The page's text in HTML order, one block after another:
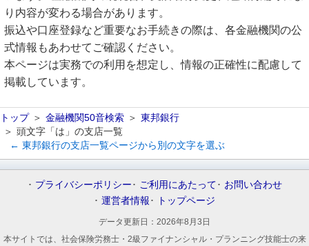
り内容が変わる場合があります。
振込や口座登録など重要なお手続きの際は、各金融機関の公
式情報もあわせてご確認ください。
本ページは実務での利用を想定し、情報の正確性に配慮して
掲載しています。
トップ 金融機関50音検索
東邦銀行
頭文字「は」の支店一覧
← 東邦銀行の支店一覧ページから別の文字を選ぶ
プライバシーポリシー ご利用にあたって
お問い合わせ
運営者情報
トップページ
データ更新日： 2026年8月3日
本サイトでは、社会保険労務士・2級ファイナンシャル・プランニング技能士の来